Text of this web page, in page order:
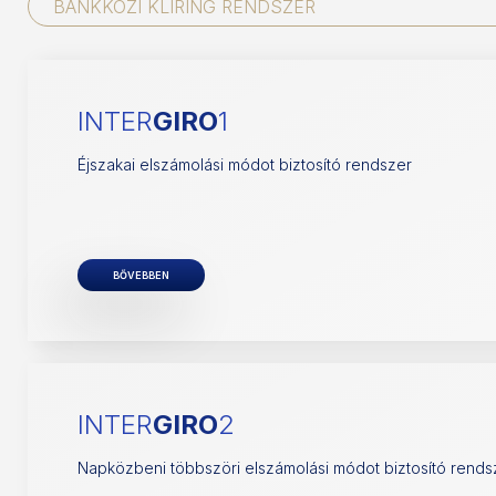
INTERGIRO1
Éjszakai elszámolási módot biztosító rendszer
BŐVEBBEN
INTERGIRO2
Napközbeni többszöri elszámolási módot biztosító